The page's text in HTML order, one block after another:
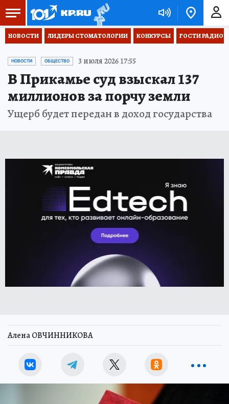
НОВОСТИ ЛИДЕРЫ СТОМАТОЛОГИИ КОНКУРСЫ ГОСТИ РАДИО
НОВОСТИ ОБЩЕСТВО 3 июля 2026 17:55
В Прикамье суд взыскал 137
миллионов за порчу земли
Ущерб будет передан в доход государства
Алена ОВЧИННИКОВА